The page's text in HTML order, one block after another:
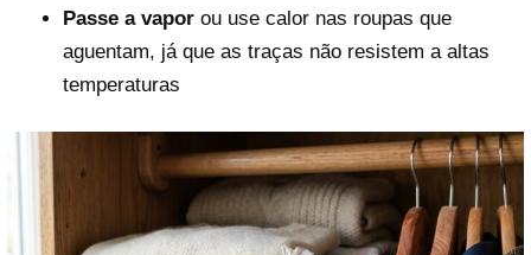
Passe a vaporou use calor nas roupas que
aguentam, já que as traças não resistem a altas
temperaturas